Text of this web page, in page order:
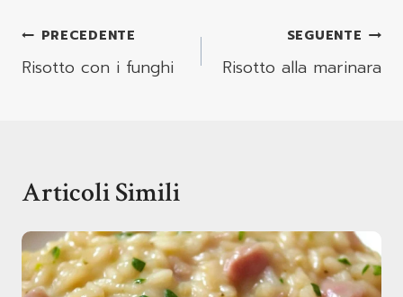
Navigazione
Articoli
PRECEDENTE
Risotto con i funghi
SEGUENTE
Risotto alla marinara
Articoli Simili